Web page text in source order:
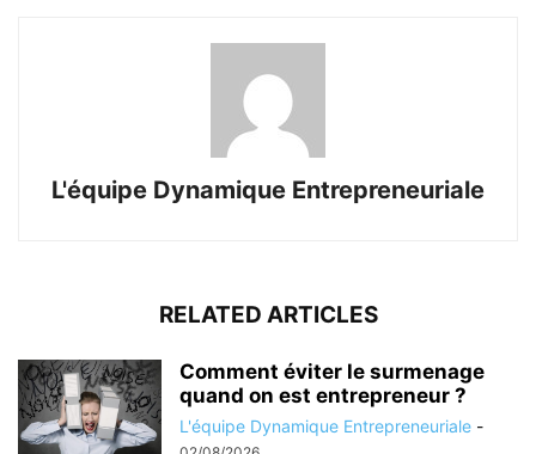
L'équipe Dynamique Entrepreneuriale
RELATED ARTICLES
Comment éviter le surmenage
quand on est entrepreneur ?
L'équipe Dynamique Entrepreneuriale -